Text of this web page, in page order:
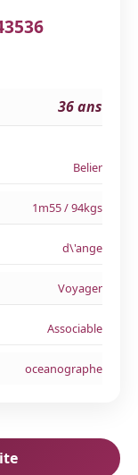
36 ans
Belier
1m55 / 94kgs
d\'ange
Voyager
Associable
oceanographe